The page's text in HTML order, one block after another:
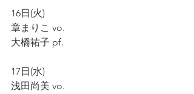
16日(火)
章まりこ vo.
大橋祐子 pf.
17日(水)
浅田尚美 vo.